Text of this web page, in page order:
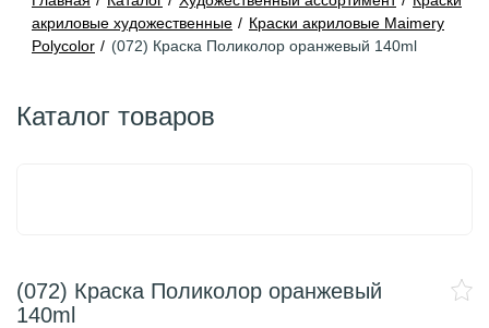
акриловые художественные
Краски акриловые Maimery
Polycolor
(072) Краска Поликолор оранжевый 140ml
Каталог товаров
(072) Краска Поликолор оранжевый
140ml